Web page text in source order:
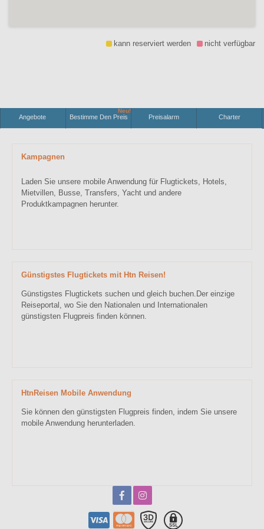
kann reserviert werden nicht verfügbar
Angebote Bestimme Den Preis
Neu!
Preisalarm Charter
Kampagnen
Laden Sie unsere mobile Anwendung für Flugtickets, Hotels,
Mietvillen, Busse, Transfers, Yacht und andere
Produktkampagnen herunter.
Günstigstes Flugtickets mit Htn Reisen!
Günstigstes Flugtickets suchen und gleich buchen.Der einzige
Reiseportal, wo Sie den Nationalen und Internationalen
günstigsten Flugpreis finden können.
HtnReisen Mobile Anwendung
Sie können den günstigsten Flugpreis finden, indem Sie unsere
mobile Anwendung herunterladen.